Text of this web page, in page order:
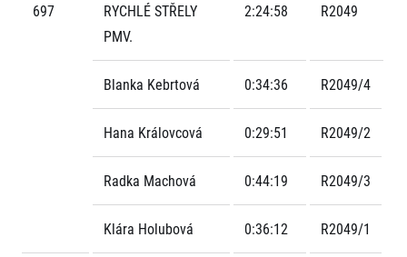
697
RYCHLÉ STŘELY
PMV.
2:24:58 R2049
Blanka Kebrtová 0:34:36 R2049/4
Hana Královcová 0:29:51 R2049/2
Radka Machová 0:44:19 R2049/3
Klára Holubová 0:36:12 R2049/1